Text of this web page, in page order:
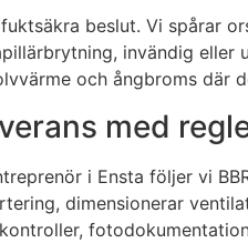
beslut. Vi spårar
invändig
och ångbroms där
med
i Ensta följer vi
dimensionerar